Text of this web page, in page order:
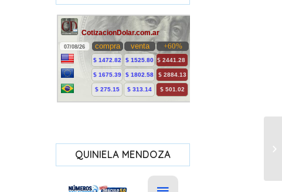
QUINIELA MENDOZA